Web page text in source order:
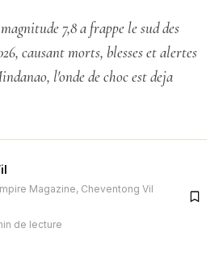
7,8 a frappe le sud des
causant morts, blesses et alertes
l'onde de choc est deja
Magazine, Cheventong Vil
de lecture